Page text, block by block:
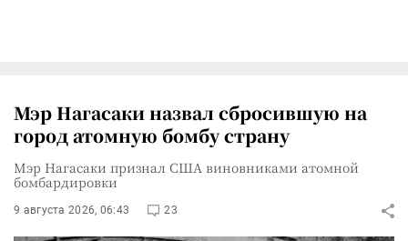
Мэр Нагасаки назвал сбросившую на
город атомную бомбу страну
Мэр Нагасаки признал США виновниками атомной
бомбардировки
9 августа 2026, 06:43 23